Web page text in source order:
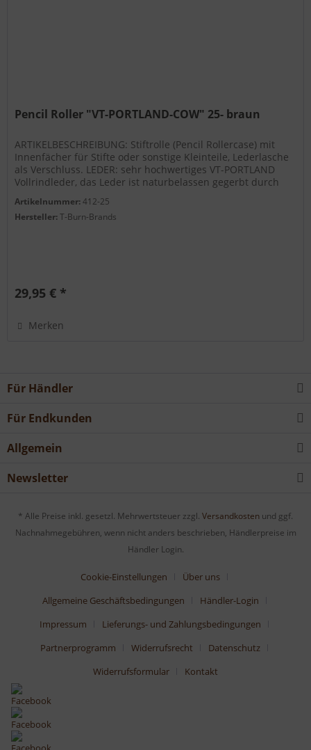
Pencil Roller "VT-PORTLAND-COW" 25- braun
ARTIKELBESCHREIBUNG: Stiftrolle (Pencil Rollercase) mit
Innenfächer für Stifte oder sonstige Kleinteile, Lederlasche
als Verschluss. LEDER: sehr hochwertiges VT-PORTLAND
Vollrindleder, das Leder ist naturbelassen gegerbt durch
Artikelnummer:412-25
Hersteller:T-Burn-Brands
29,95 € *
Merken
Für Händler
Für Endkunden
Allgemein
Newsletter
* Alle Preise inkl. gesetzl. Mehrwertsteuer zzgl. Versandkosten und ggf.
Nachnahmegebühren, wenn nicht anders beschrieben, Händlerpreise im
Händler Login.
Cookie-Einstellungen
Über uns
Allgemeine Geschäftsbedingungen
Händler-Login
Impressum
Lieferungs- und Zahlungsbedingungen
Partnerprogramm
Widerrufsrecht
Datenschutz
Widerrufsformular
Kontakt